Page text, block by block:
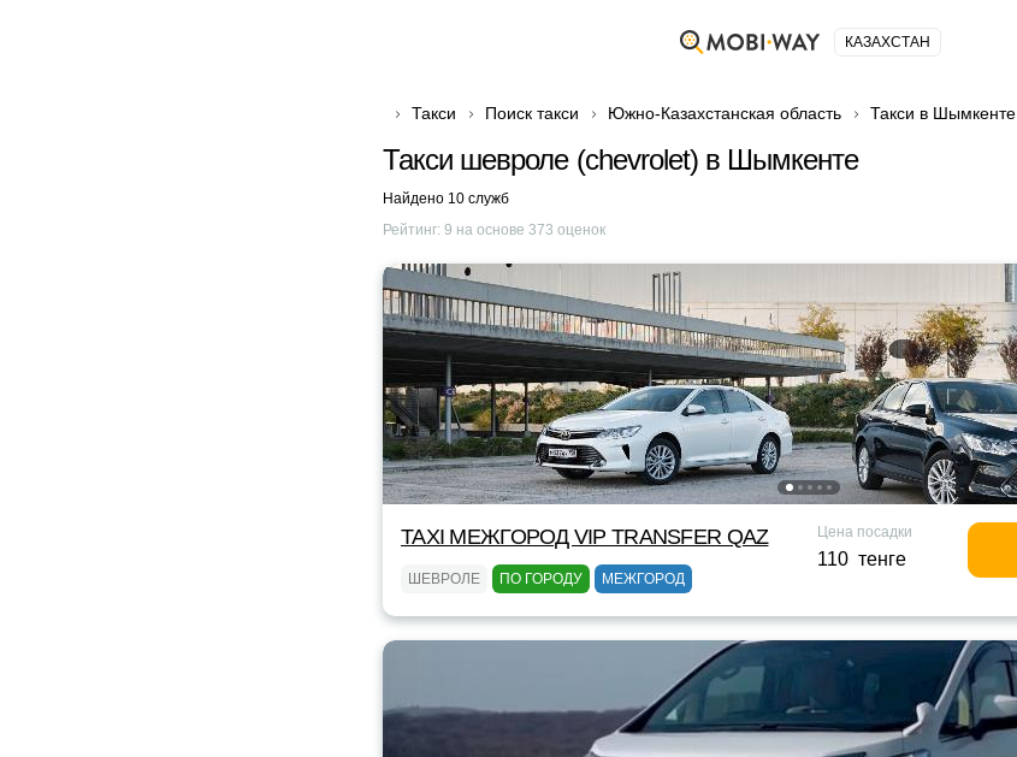
КАЗАХСТАН
Такси Поиск такси Южно-Казахстанская область Такси в Шымкенте
Такси шевроле (сhevrolet) в Шымкенте
Найдено 10 служб
Рейтинг: 9 на основе 373 оценок
TAXI МЕЖГОРОД VIP TRANSFER QАZ
ШЕВРОЛЕ ПО ГОРОДУ МЕЖГОРОД
Цена посадки
110 тенге